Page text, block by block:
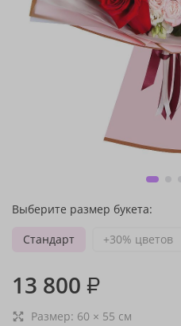
Выберите размер букета:
Стандарт
+30% цветов
13 800 ₽
Размер: 60 × 55 см